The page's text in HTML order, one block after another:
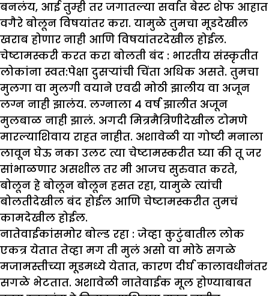
बनलंय, आई तुम्ही तर जगातल्या सर्वात बेस्ट शेफ आहात
वगैरे बोलून विषयांतर करा. यामुळे तुमचा मूडदेखील
खराब होणार नाही आणि विषयांतरदेखील होईल.
चेष्टामस्करी करत करा बोलती बंद : भारतीय संस्कृतीत
लोकांना स्वत:पेक्षा दुसऱ्यांची चिंता अधिक असते. तुमचा
मुलगा वा मुलगी वयाने एवढी मोठी झालीय वा अजून
लग्न नाही झालंय. लग्नाला ४ वर्ष झालीत अजून
मुलबाळ नाही झालं. अगदी मित्रमैत्रिणीदेखील टोमणे
मारल्याशिवाय राहत नाहीत. अशावेळी या गोष्टी मनाला
लावून घेऊ नका उलट त्या चेष्टामस्करीत घ्या की तू जर
सांभाळणार असशील तर मी आजच सुरुवात करते,
बोलून हे बोलून बोलून हसत रहा, यामुळे त्यांची
बोलतीदेखील बंद होईल आणि चेष्टामस्करीत तुमचं
कामदेखील होईल.
नातेवाईकांसमोर बोल्ड रहा : जेव्हा कुटुंबातील लोक
एकत्र येतात तेव्हा मग ती मुलं असो वा मोठे सगळे
मजामस्तीच्या मूडमध्ये येतात, कारण दीर्घ कालावधीनंतर
सगळे भेटतात. अशावेळी नातेवाईक मूल होण्याबाबत